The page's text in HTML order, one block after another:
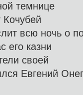
темнице
Кочубей
всю ночь о
его казни
своей
Евгений